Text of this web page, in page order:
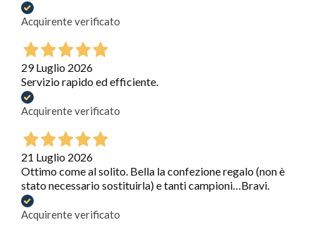
Acquirente verificato
29 Luglio 2026
Servizio rapido ed efficiente.
Acquirente verificato
21 Luglio 2026
Ottimo come al solito. Bella la confezione regalo (non è
stato necessario sostituirla) e tanti campioni…Bravi.
Acquirente verificato